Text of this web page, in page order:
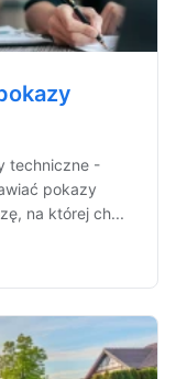
techniczne -
pokazy
na której ch...